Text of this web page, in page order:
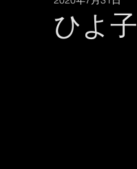
プライベート その他
ひよ